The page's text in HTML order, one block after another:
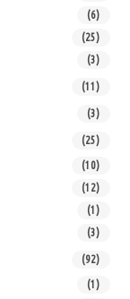
(6)
(25)
(3)
(11)
(3)
(25)
(10)
(12)
(1)
(3)
(92)
(1)